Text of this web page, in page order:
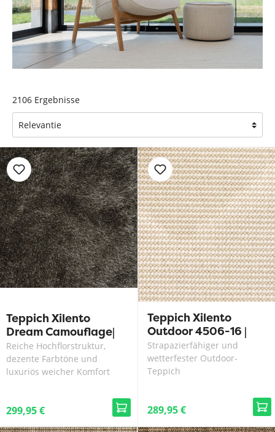
2106 Ergebnisse
Teppich Xilento
Dream Camouflage|
170 x 230 cm
Reiche Hochflorstruktur,
dezente Farbtöne und
luxuriös weicher Komfort
299,95 €
Teppich Xilento
Outdoor 4506-16 |
200 x 300 cm
Strapazierfähiger und
wetterfester Outdoor-
Teppich
289,95 €